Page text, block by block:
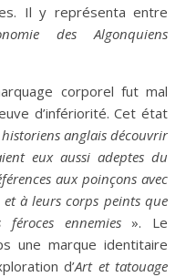
Il y représenta entre
des Algonquiens
corporel fut mal
d’infériorité. Cet état
anglais découvrir
eux aussi adeptes du
aux poinçons avec
à leurs corps peints que
ennemies». Le
une marque identitaire
d’Art et tatouage